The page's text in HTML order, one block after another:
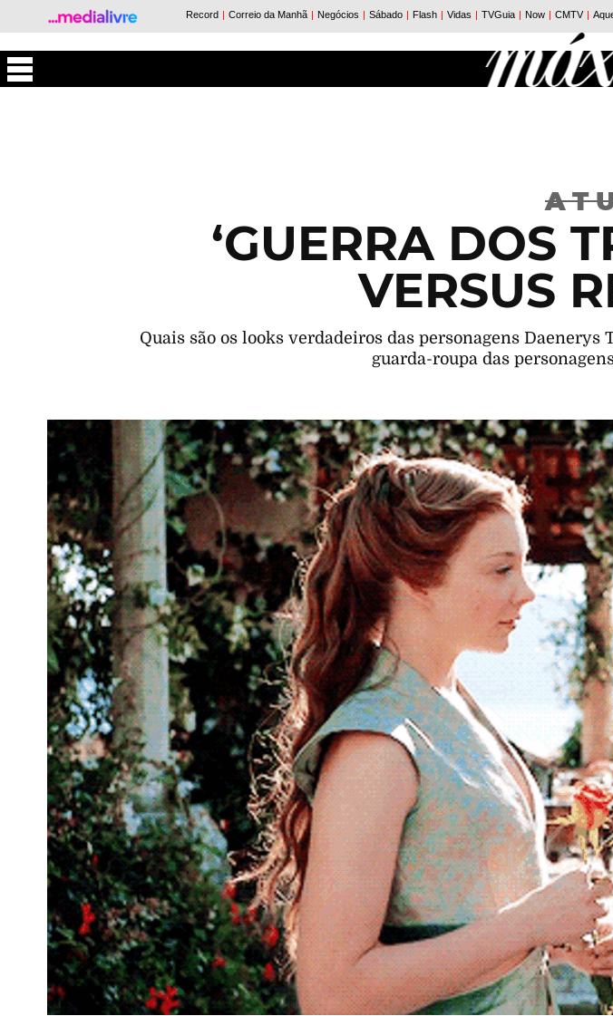
‘GUERRA DOS
VERSUS
Quais são os looks verdadeiros das personagens
guarda-roupa das